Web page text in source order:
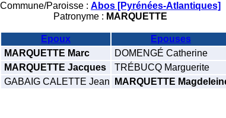
Commune/Paroisse : Abos [Pyrénées-Atlantiques]
Patronyme : MARQUETTE
Epoux
Epouses
MARQUETTE Marc DOMENGÉ Catherine
MARQUETTE Jacques TRÉBUCQ Marguerite
GABAIG CALETTE Jean MARQUETTE